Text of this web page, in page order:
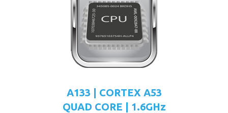
A133 | CORTEX A53
QUAD CORE | 1.6GHz